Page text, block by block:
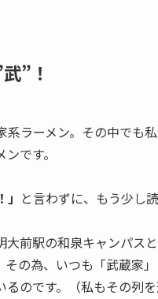
”！
ラーメン。その中でも
です。
と言わずに、もう少し
大前駅の和泉キャンパス
の為、いつも「武蔵家
のです。（私もその列